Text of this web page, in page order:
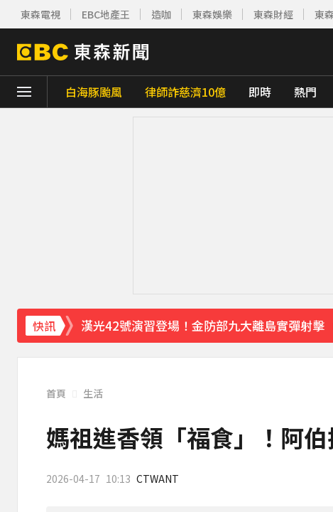
東森電視 EBC地產王 造咖 東森娛樂 東森財經 東
白海豚颱風 律師詐慈濟10億 即時 熱門
快訊 漢光42號演習登場！金防部九大離島實彈射擊
《理財達人秀》X 安聯投信免費講座報名中！
下載東森App，隨時掌握天下大小事！
「兆基」前董事長涉侵占近7億 移送北檢遭收押
首頁 生活
媽祖進香領「福食」！阿
2026-04-17 10:13 CTWANT